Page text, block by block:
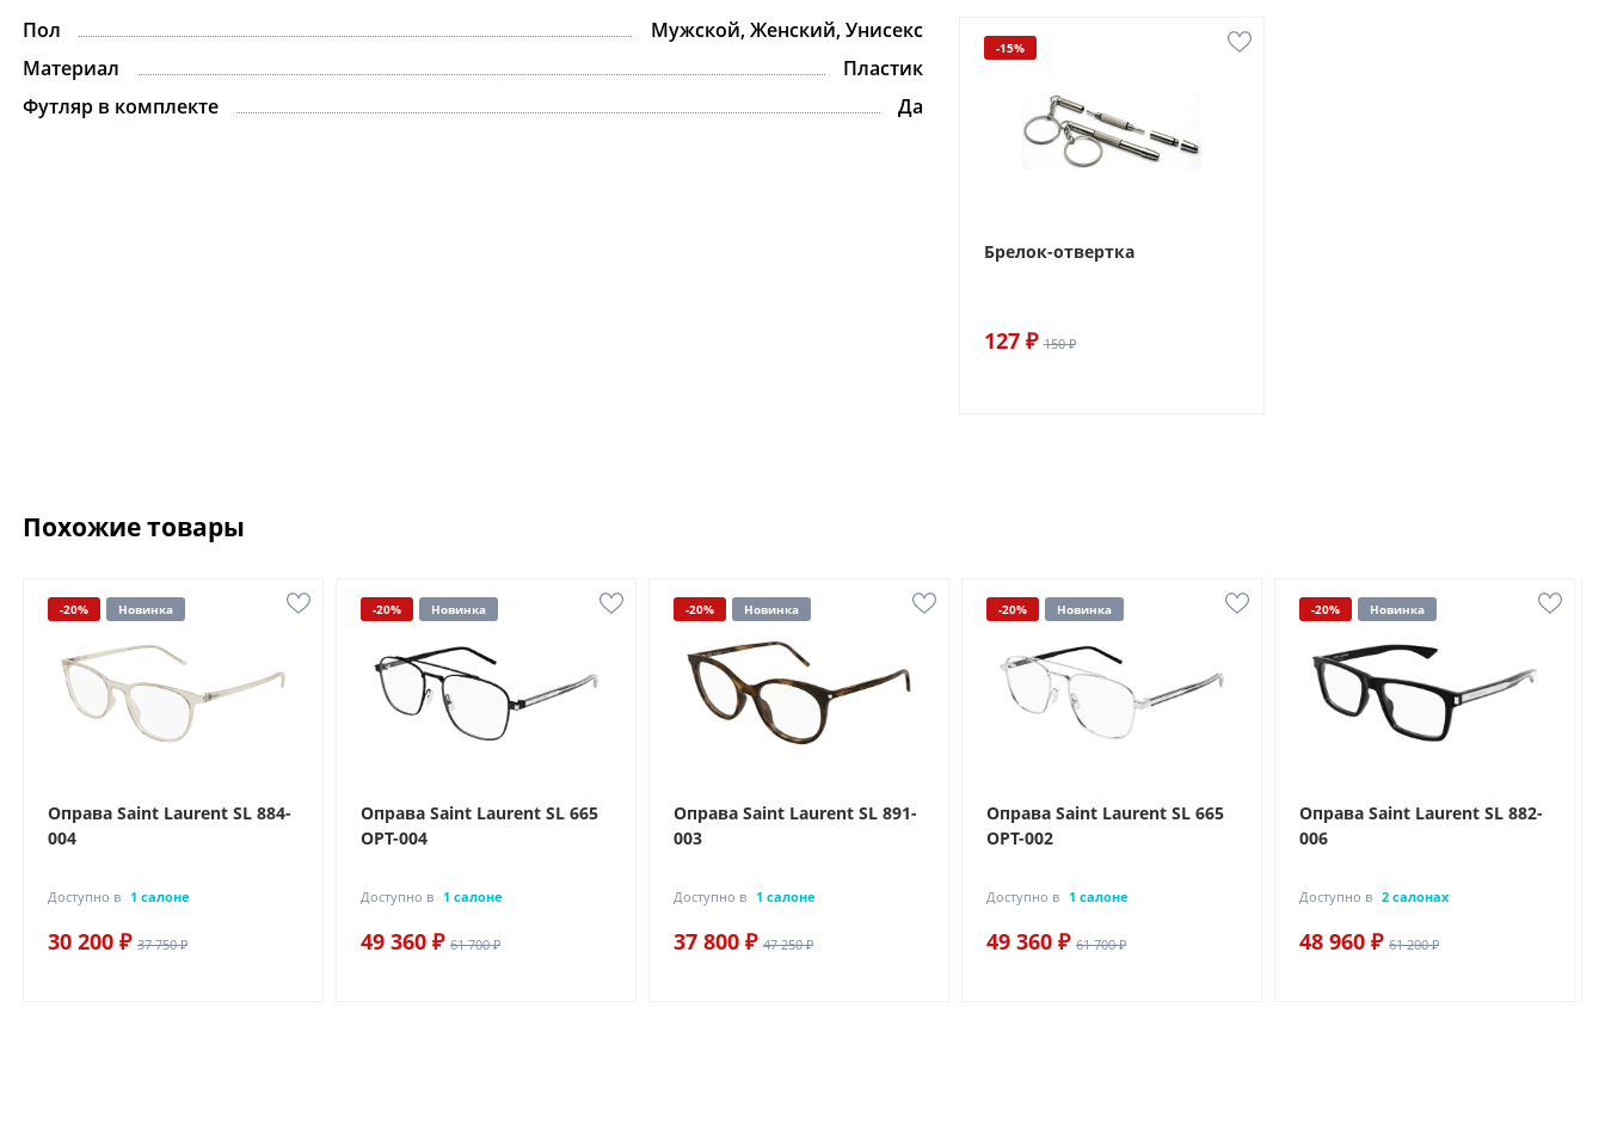
Пол
Мужской, Женский, Унисекс
Материал
Пластик
Футляр в комплекте
Да
-15%
Брелок-отвертка
127 ₽ 150 ₽
Похожие товары
-20% Новинка
Оправа Saint Laurent SL 884-
004
Доступно в 1 салоне
30 200 ₽ 37 750 ₽
-20% Новинка
Оправа Saint Laurent SL 665
OPT-004
Доступно в 1 салоне
49 360 ₽ 61 700 ₽
-20% Новинка
Оправа Saint Laurent SL 891-
003
Доступно в 1 салоне
37 800 ₽ 47 250 ₽
-20% Новинка
Оправа Saint Laurent SL 665
OPT-002
Доступно в 1 салоне
49 360 ₽ 61 700 ₽
-20% Новинка
Оправа Saint Laurent SL 882-
006
Доступно в 2 салонах
48 960 ₽ 61 200 ₽